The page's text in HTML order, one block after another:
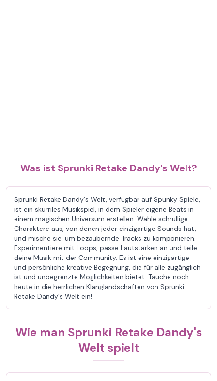
Was ist Sprunki Retake Dandy's Welt?
Sprunki Retake Dandy's Welt, verfügbar auf Spunky Spiele,
ist ein skurriles Musikspiel, in dem Spieler eigene Beats in
einem magischen Universum erstellen. Wähle schrullige
Charaktere aus, von denen jeder einzigartige Sounds hat,
und mische sie, um bezaubernde Tracks zu komponieren.
Experimentiere mit Loops, passe Lautstärken an und teile
deine Musik mit der Community. Es ist eine einzigartige
und persönliche kreative Begegnung, die für alle zugänglich
ist und unbegrenzte Möglichkeiten bietet. Tauche noch
heute in die herrlichen Klanglandschaften von Sprunki
Retake Dandy's Welt ein!
Wie man Sprunki Retake Dandy's
Welt spielt